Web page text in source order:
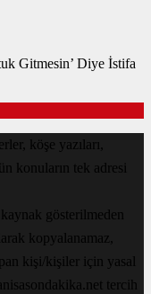
Gitmesin’ Diye İstifa
köşe yazıları,
konuların tek adresi
gösterilmeden
kopyalanamaz,
kişi/kişiler için yasal
tercih